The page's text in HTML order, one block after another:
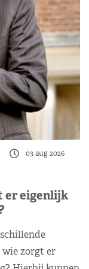
03 aug 2026
er eigenlijk
wie zorgt er